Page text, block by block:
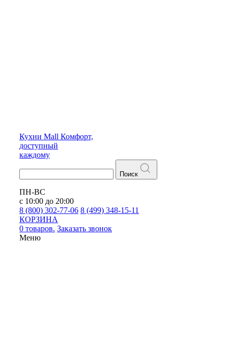
Кухни Mall Комфорт,
доступный
каждому
Поиск
ПН-ВС
с 10:00 до 20:00
8 (800) 302-77-06 8 (499) 348-15-11
КОРЗИНА
0 товаров. Заказать звонок
Меню